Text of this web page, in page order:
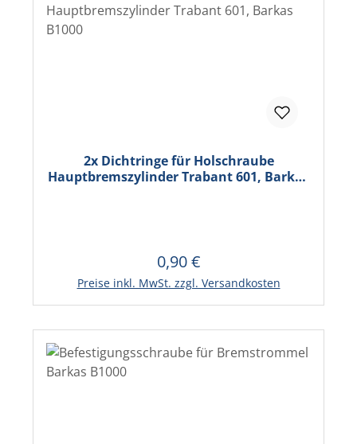
2x Dichtringe für Holschraube
Hauptbremszylinder Trabant 601, Barkas
Regulärer Preis:
0,90 €
Preise inkl. MwSt. zzgl. Versandkosten
In den Warenkorb